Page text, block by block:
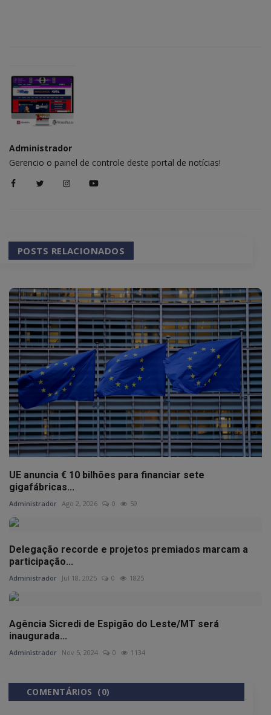
Administrador
Gerencio o painel de controle deste portal de notícias!
POSTS RELACIONADOS
UE anuncia € 10 bilhões para financiar sete
gigafábricas...
Administrador Ago 2, 2026 0 59
Delegação recorde e projetos premiados marcam a
participação...
Administrador Jul 18, 2025 0 1825
Agência Sicredi de Espigão do Leste/MT será
inaugurada...
Administrador Nov 5, 2024 0 1134
COMENTÁRIOS (0)